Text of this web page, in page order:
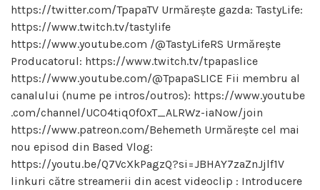
https://twitter.com/TpapaTV Urmărește gazda: TastyLife:
https://www.twitch.tv/tastylife
https://www.youtube.com /@TastyLifeRS Urmărește
Producatorul: https://www.twitch.tv/tpapaslice
https://www.youtube.com/@TpapaSLICE Fii membru al
canalului (nume pe intros/outros): https://www.youtube
.com/channel/UC04tiq0fOxT_ALRWz-iaNow/join
https://www.patreon.com/Behemeth Urmărește cel mai
nou episod din Based Vlog:
https://youtu.be/Q7VcXkPagzQ?si=JBHAY7zaZnJjlf1V
linkuri către streamerii din acest videoclip : Introducere